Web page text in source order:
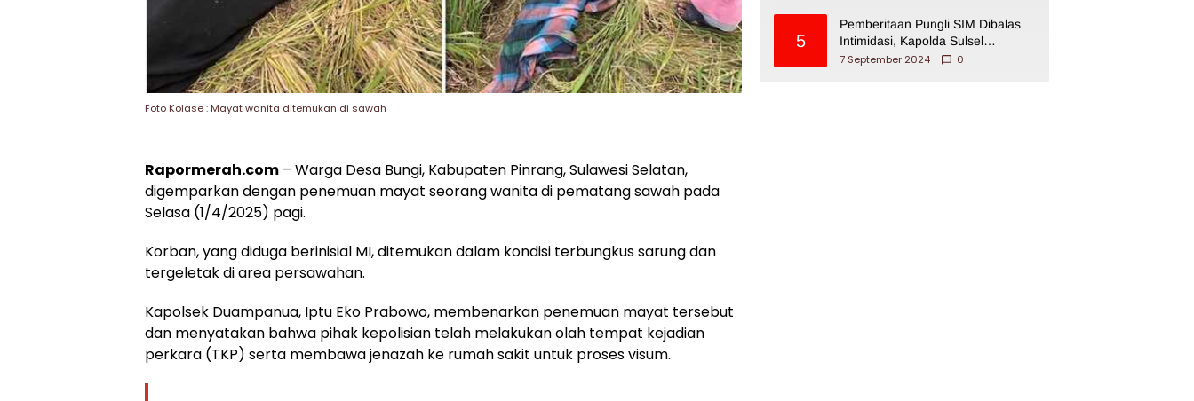
Foto Kolase : Mayat wanita ditemukan di sawah
Rapormerah.com – Warga Desa Bungi, Kabupaten Pinrang, Sulawesi Selatan,
digemparkan dengan penemuan mayat seorang wanita di pematang sawah pada
Selasa (1/4/2025) pagi.
Korban, yang diduga berinisial MI, ditemukan dalam kondisi terbungkus sarung dan
tergeletak di area persawahan.
Kapolsek Duampanua, Iptu Eko Prabowo, membenarkan penemuan mayat tersebut
dan menyatakan bahwa pihak kepolisian telah melakukan olah tempat kejadian
perkara (TKP) serta membawa jenazah ke rumah sakit untuk proses visum.
5
Pemberitaan Pungli SIM Dibalas
Intimidasi, Kapolda Sulsel
Dikecam PJI Sulsel
7 September 2024 0